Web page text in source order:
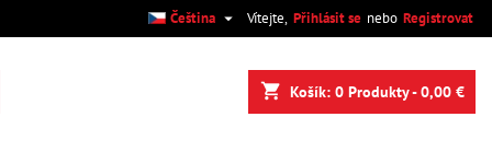
Vítejte, Přihlásit se nebo Registrovat
Čeština 
shopping_cart Košík: 0 Produkty - 0,00 €